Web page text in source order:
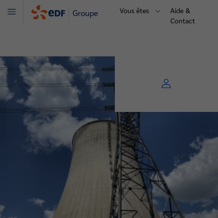
Groupe Vous êtes
Aide &
Contact
Menu